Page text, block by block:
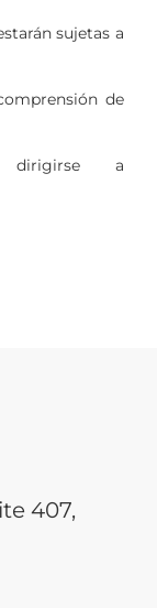
sujetas a
de
dirigirse a
407,